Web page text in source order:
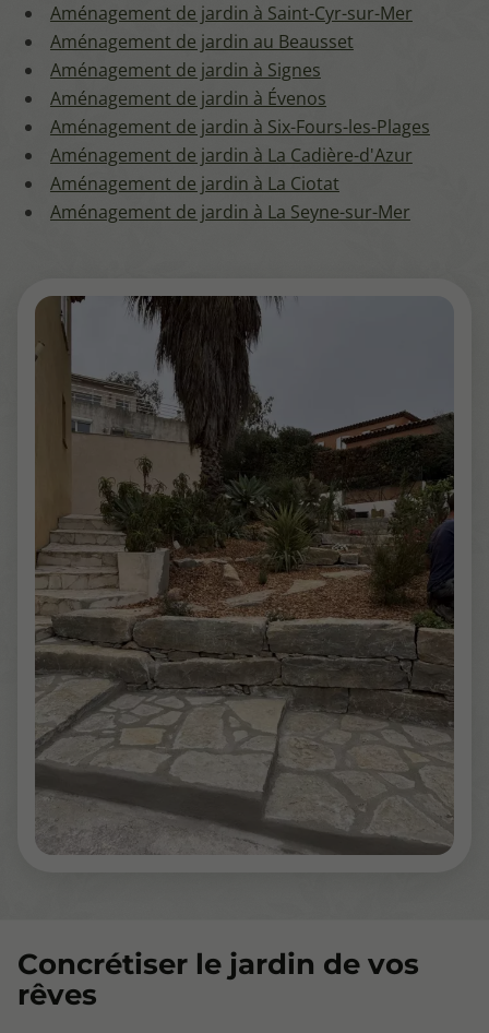
Aménagement de jardin à Saint-Cyr-sur-Mer
Aménagement de jardin au Beausset
Aménagement de jardin à Signes
Aménagement de jardin à Évenos
Aménagement de jardin à Six-Fours-les-Plages
Aménagement de jardin à La Cadière-d'Azur
Aménagement de jardin à La Ciotat
Aménagement de jardin à La Seyne-sur-Mer
Concrétiser le jardin de vos
rêves